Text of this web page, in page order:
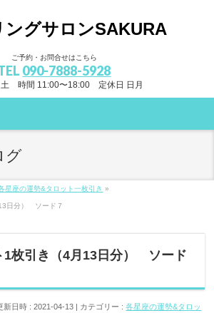
ご予約・お問合せはこちら
090-7888-5928
土 時間 11:00〜18:00 定休日 日月
グ
星座の運勢&タロット一枚引き »
日分） ソード７
1枚引き（4月13日分） ソード
新日時 : 2021-04-13 カテゴリー :各星座の運勢&タロッ